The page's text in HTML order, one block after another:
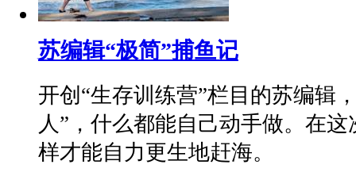
苏编辑“极简”捕鱼记
开创“生存训练营”栏目的苏编辑
人”，什么都能自己动手做。在
样才能自力更生地赶海。